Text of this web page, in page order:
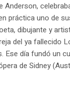
Anderson,
práctica uno de
dibujante y
del ya fallecido
Ese día fundó un
de Sidney